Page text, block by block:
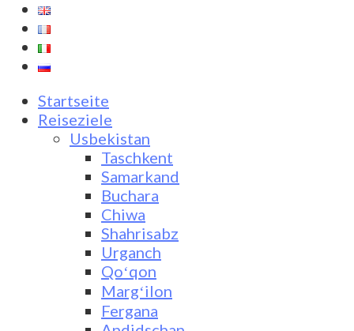
Startseite
Reiseziele
Usbekistan
Taschkent
Samarkand
Buchara
Chiwa
Shahrisabz
Urganch
Qoʻqon
Margʻilon
Fergana